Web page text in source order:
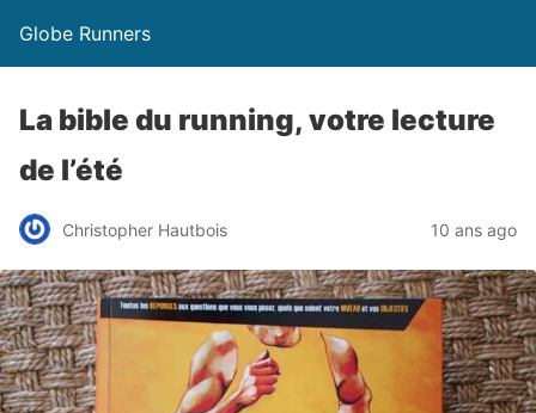
Globe Runners
La bible du running, votre lecture
de l’été
Christopher Hautbois 10 ans ago